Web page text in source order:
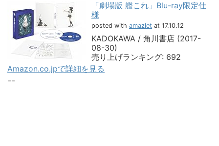
「劇場版 艦これ」Blu-ray限定仕
様
posted with amazlet at 17.10.12
KADOKAWA / 角川書店 (2017-
08-30)
売り上げランキング: 692
Amazon.co.jpで詳細を見る
--